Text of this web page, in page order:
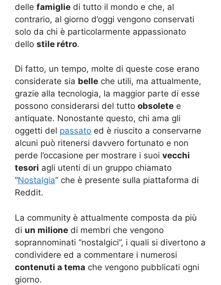
delle famiglie di tutto il mondo e che, al
contrario, al giorno d’oggi vengono conservati
solo da chi è particolarmente appassionato
dello stile rétro.
Di fatto, un tempo, molte di queste cose erano
considerate sia belle che utili, ma attualmente,
grazie alla tecnologia, la maggior parte di esse
possono considerarsi del tutto obsolete e
antiquate. Nonostante questo, chi ama gli
oggetti del passato ed è riuscito a conservarne
alcuni può ritenersi davvero fortunato e non
perde l’occasione per mostrare i suoi vecchi
tesori agli utenti di un gruppo chiamato
“Nostalgia” che è presente sulla piattaforma di
Reddit.
La community è attualmente composta da più
di un milione di membri che vengono
soprannominati “nostalgici”, i quali si divertono a
condividere ed a commentare i numerosi
contenuti a tema che vengono pubblicati ogni
giorno.